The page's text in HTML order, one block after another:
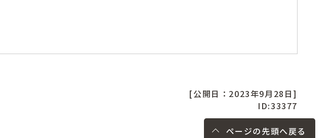
[公開日：2023年9月28日]
ID:33377
ページの先頭へ戻る